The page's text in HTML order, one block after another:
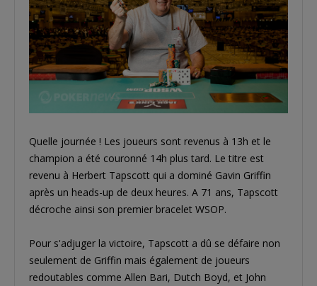
Quelle journée ! Les joueurs sont revenus à 13h et le
champion a été couronné 14h plus tard. Le titre est
revenu à Herbert Tapscott qui a dominé Gavin Griffin
après un heads-up de deux heures. A 71 ans, Tapscott
décroche ainsi son premier bracelet WSOP.
Pour s'adjuger la victoire, Tapscott a dû se défaire non
seulement de Griffin mais également de joueurs
redoutables comme Allen Bari, Dutch Boyd, et John